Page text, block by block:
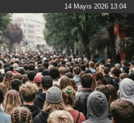
14 Mayıs 2026 13:04